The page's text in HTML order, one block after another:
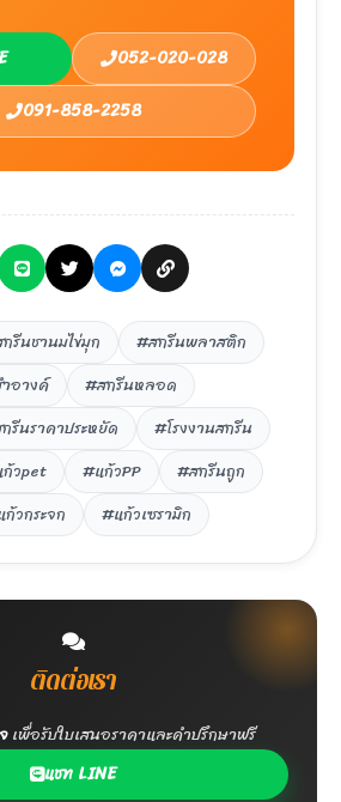
052-020-028
091-858-2258
รีนชานมไข่มุก
#สกรีนพลาสติก
อางค์
#สกรีนหลอด
รีนราคาประหยัด
#โรงงานสกรีน
วpet #แก้วPP
#สกรีนถูก
วกระจก #แก้วเซรามิก
ติดต่อเรา
เพื่อรับใบเสนอราคาและคำปรึกษาฟรี
แชท LINE